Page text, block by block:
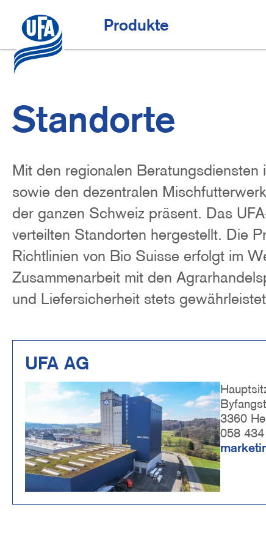
Inhalt
H
a
t
n
v
i
g
a
t
i
o
n
Produkte
Top-Angebote
Standorte
Mit den regionalen
sowie den dezentralen
der ganzen Schweiz präsent. Das
verteilten Standorten hergestellt. Die
Richtlinien von Bio Suisse erfolgt im
Zusammenarbeit mit den
und Liefersicherheit stets
UFA AG
3360
058